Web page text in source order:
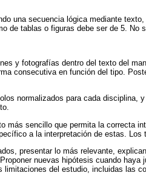
una secuencia lógica mediante
de tablas o figuras debe ser de 5. No
y fotografías dentro del texto del
consecutiva en función del tipo.
normalizados para cada
más sencillo que permita la correcta
a la interpretación de estas.
presentar lo más relevante,
nuevas hipótesis cuando
limitaciones del estudio, incluidas las